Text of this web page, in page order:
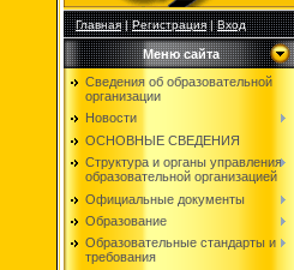
Главная|Регистрация|Вход
Меню сайта
Сведения об образовательной
организации
Новости
ОСНОВНЫЕ СВЕДЕНИЯ
Структура и органы управления
образовательной организацией
Официальные документы
Образование
Образовательные стандарты и
требования